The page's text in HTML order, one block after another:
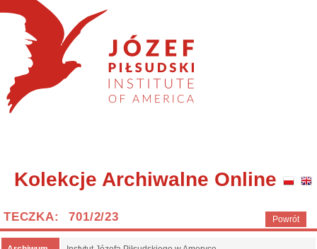
Kolekcje Archiwalne Online
Powrót
TECZKA: 701/2/23